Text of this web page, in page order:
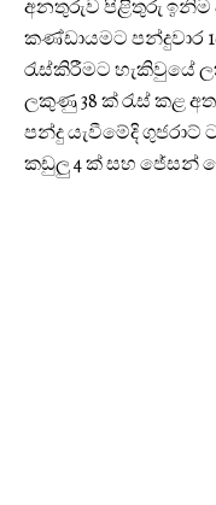
අනතුරුව පිළිතුරු ඉනිම
කණ්ඩායමට පන්දුවාර
රැස්කිරීමට හැකිවුයේ
ලකුණු 38 ක් රැස් කළ
පන්දු යැවීමේදි
කඩුලු 4 ක් සහ ජේසන්